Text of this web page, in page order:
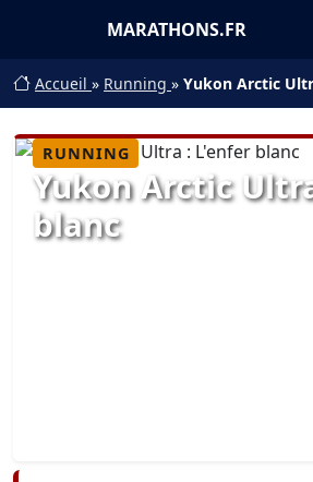
MARATHONS.FR
Accueil » Running » Yukon Arctic
RUNNING
Yukon Arctic
blanc